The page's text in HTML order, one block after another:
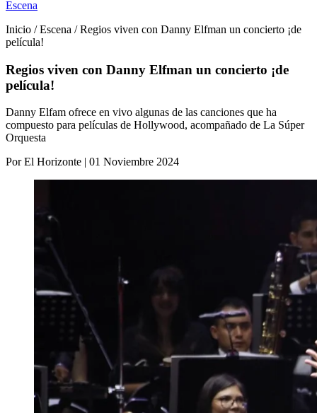
Escena
Inicio / Escena / Regios viven con Danny Elfman un concierto ¡de
película!
Regios viven con Danny Elfman un concierto ¡de
película!
Danny Elfam ofrece en vivo algunas de las canciones que ha
compuesto para películas de Hollywood, acompañado de La Súper
Orquesta
Por El Horizonte | 01 Noviembre 2024